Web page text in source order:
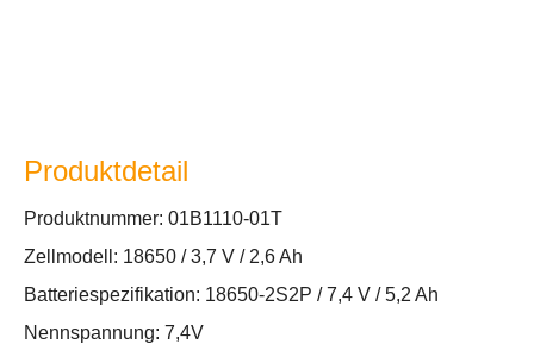
Produktdetail
Produktnummer: 01B1110-01T
Zellmodell: 18650 / 3,7 V / 2,6 Ah
Batteriespezifikation: 18650-2S2P / 7,4 V / 5,2 Ah
Nennspannung: 7,4V